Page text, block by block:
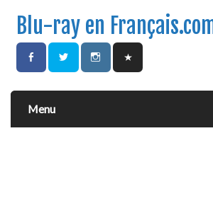
Blu-ray en
Menu